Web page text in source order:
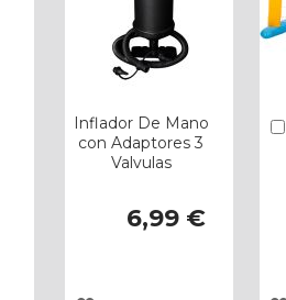
Inflador De Mano
con Adaptores 3
Valvulas
6,99 €